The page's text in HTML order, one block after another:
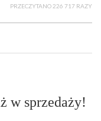
PRZECZYTANO 226 717 RAZY
w sprzedaży!